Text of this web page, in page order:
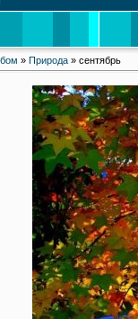
» Природа » сентябрь